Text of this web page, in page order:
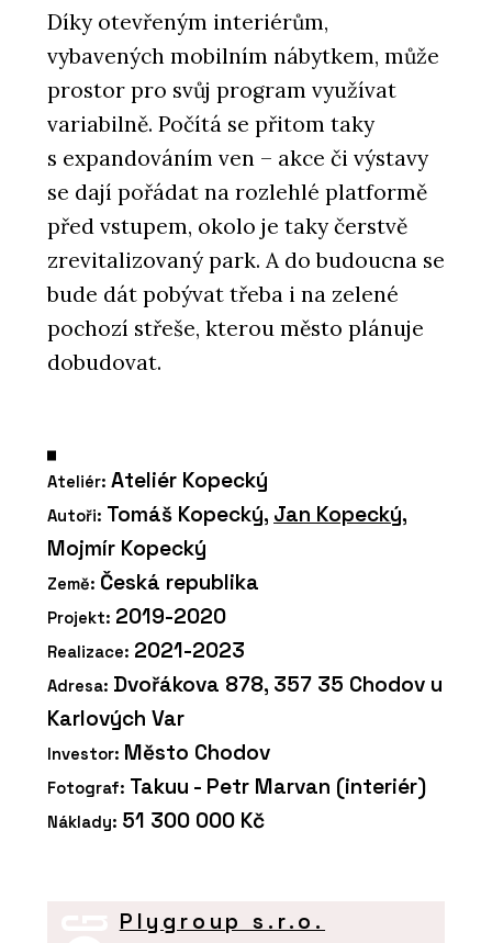
Díky otevřeným interiérům,
vybavených mobilním nábytkem, může
prostor pro svůj program využívat
variabilně. Počítá se přitom taky
s expandováním ven – akce či výstavy
se dají pořádat na rozlehlé platformě
před vstupem, okolo je taky čerstvě
zrevitalizovaný park. A do budoucna se
bude dát pobývat třeba i na zelené
pochozí střeše, kterou město plánuje
dobudovat.
Ateliér: Ateliér Kopecký
Autoři: Tomáš Kopecký, Jan Kopecký,
Mojmír Kopecký
Země: Česká republika
Projekt: 2019-2020
Realizace: 2021-2023
Adresa: Dvořákova 878, 357 35 Chodov u
Karlových Var
Investor: Město Chodov
Fotograf: Takuu - Petr Marvan (interiér)
Náklady: 51 300 000 Kč
Plygroup s.r.o.